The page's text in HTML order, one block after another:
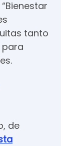
tanto
para
de